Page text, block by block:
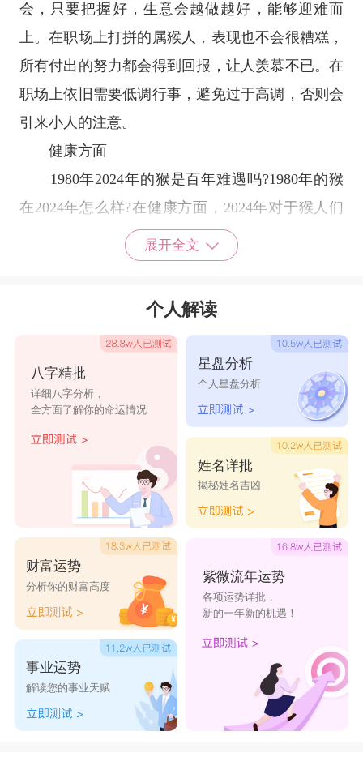
会，只要把握好，生意会越做越好，能够迎难而
上。在职场上打拼的属猴人，表现也不会很糟糕，
所有付出的努力都会得到回报，让人羡慕不已。在
职场上依旧需要低调行事，避免过于高调，否则会
引来小人的注意。
健康方面
1980年2024年的猴是百年难遇吗?1980年的猴
在2024年怎么样?在健康方面，2024年对于猴人们
而言也需要引起足够的重视。特别是对于那些身体
状况不是很理想的猴人们，要定期进行体检和保持
免因个人心理状态不稳而影响健康。
感情方面
1980年2024年的猴是百年难遇吗?1980年的猴
在2024年怎么样?80年属猴人在2024年的感情生活
很稳定，夫妻之间相敬如宾，家里有事情可以互相
沟通商量，无论何时，俩人始终都是一条船上的。
孩子在学业方面，会拥有出色的表现，属猴人作为
家长，完全不用操心。2024年在生活中、工作上，
属猴人还能时不时从伴侣那里得到合适的建议，这
会让他们倍感温馨，对小家庭眷念感和依赖感，也
会变得更加强烈。平时工作之余，一旦拥有空余时
间，他们必定会在家里洗衣做饭，想方设法多陪伴
家人，一家人的感情很好。
财富方面
展开全文
个人解读
八字精批
详细八字分析，
全方面了解你的命运情况
财富运势
分析你的财富高度
事业运势
解读您的事业天赋
星盘分析
个人星盘分析
姓名详批
揭秘姓名吉凶
紫微流年运势
各项运势详批，
新的一年新的机遇！